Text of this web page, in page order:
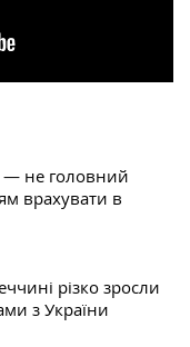
— не головний
врахувати в
різко зросли
з України